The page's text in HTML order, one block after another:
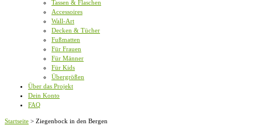
Tassen & Flaschen
Accessoires
Wall-Art
Decken & Tücher
Fußmatten
Für Frauen
Für Männer
Für Kids
Übergrößen
Über das Projekt
Dein Konto
FAQ
Startseite > Ziegenbock in den Bergen